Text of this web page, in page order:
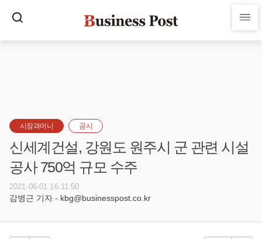
시장과머니 공시
신세계건설, 강원도 원주시 군 관련 시설
공사 750억 규모 수주
2021-06-01 16:11:50
감병근 기자 - kbg@businesspost.co.kr